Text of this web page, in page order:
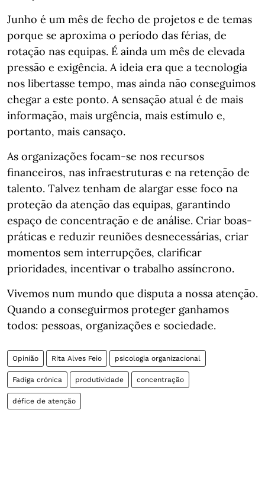
Junho é um mês de fecho de projetos e de temas
porque se aproxima o período das férias, de
rotação nas equipas. É ainda um mês de elevada
pressão e exigência. A ideia era que a tecnologia
nos libertasse tempo, mas ainda não conseguimos
chegar a este ponto. A sensação atual é de mais
informação, mais urgência, mais estímulo e,
portanto, mais cansaço.
As organizações focam-se nos recursos
financeiros, nas infraestruturas e na retenção de
talento. Talvez tenham de alargar esse foco na
proteção da atenção das equipas, garantindo
espaço de concentração e de análise. Criar boas-
práticas e reduzir reuniões desnecessárias, criar
momentos sem interrupções, clarificar
prioridades, incentivar o trabalho assíncrono.
Vivemos num mundo que disputa a nossa atenção.
Quando a conseguirmos proteger ganhamos
todos: pessoas, organizações e sociedade.
Opinião Rita Alves Feio psicologia organizacional
Fadiga crónica produtividade concentração
défice de atenção